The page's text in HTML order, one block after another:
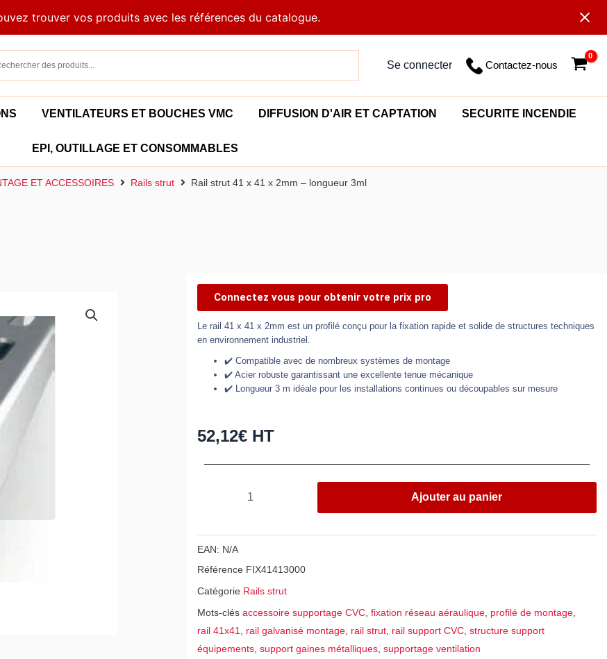
trouver vos produits avec les références du catalogue.
Se connecter Contactez-nous
VENTILATEURS ET BOUCHES VMC DIFFUSION D'AIR ET CAPTATION SECURITE INCENDIE
EPI, OUTILLAGE ET CONSOMMABLES
ET ACCESSOIRES Rails strut Rail strut 41 x 41 x 2mm – longueur 3ml
Connectez vous pour obtenir votre prix pro
Le rail 41 x 41 x 2mm est un profilé conçu pour la fixation rapide et solide de structures techniques
en environnement industriel.
✔️ Compatible avec de nombreux systèmes de montage
✔️ Acier robuste garantissant une excellente tenue mécanique
✔️ Longueur 3 m idéale pour les installations continues ou découpables sur mesure
52,12€ HT
strut
41
x
2mm
-
Ajouter au panier
EAN: N/A
Référence FIX41413000
Catégorie Rails strut
Mots-clés accessoire supportage CVC ,fixation réseau aéraulique profilé de montage
rail 41x41
rail galvanisé montage rail strut rail support CVC ,structure support
équipements ,support gaines métalliques ,supportage ventilation